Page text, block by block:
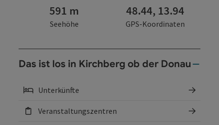
591 m
Seehöhe
48.44, 13.94
GPS-Koordinaten
Das ist los in Kirchberg ob der Donau
Unterkünfte
Veranstaltungszentren